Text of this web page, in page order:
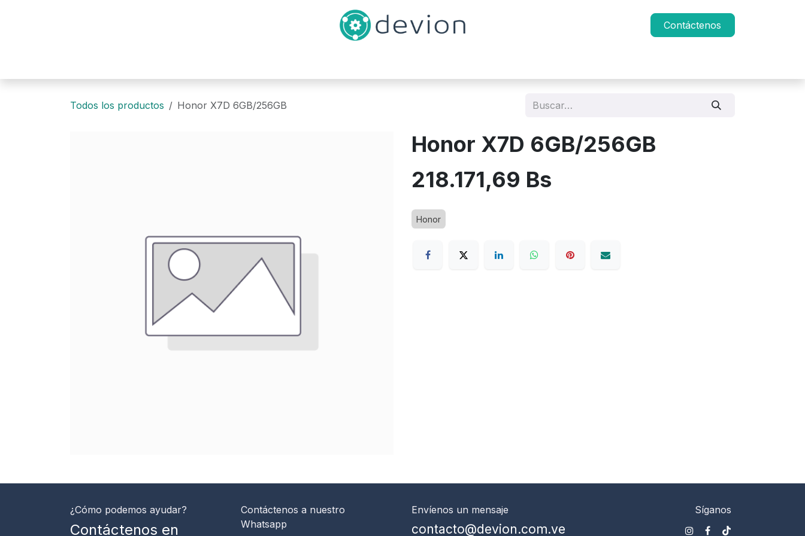
Contáctenos
Todos los productos Honor X7D 6GB/256GB
Honor X7D 6GB/256GB
218.171,69 Bs
Honor
¿Cómo podemos ayudar?
Contáctenos en
Contáctenos a nuestro
Whatsapp
Envíenos un mensaje
contacto@devion.com.ve
Síganos